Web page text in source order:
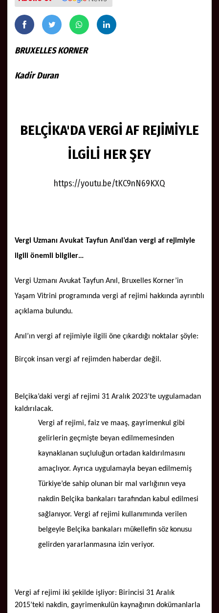
BRUXELLES KORNER
Kadir Duran
BELÇİKA'DA VERGİ AF REJİMİYLE
İLGİLİ HER ŞEY
https://youtu.be/tKC9nN69KXQ
Vergi Uzmanı Avukat Tayfun Anıl’dan vergi af rejimiyle
ilgili önemli bilgiler…
Vergi Uzmanı Avukat Tayfun Anıl, Bruxelles Korner’in
Yaşam Vitrini programında vergi af rejimi hakkında ayrıntılı
açıklama bulundu.
Anıl’ın vergi af rejimiyle ilgili öne çıkardığı noktalar şöyle:
Birçok insan vergi af rejimden haberdar değil.
Belçika’daki vergi af rejimi 31 Aralık 2023’te uygulamadan
kaldırılacak.
Vergi af rejimi, faiz ve maaş, gayrimenkul gibi
gelirlerin geçmişte beyan edilmemesinden
kaynaklanan suçluluğun ortadan kaldırılmasını
amaçlıyor. Ayrıca uygulamayla beyan edilmemiş
Türkiye’de sahip olunan bir mal varlığının veya
nakdin Belçika bankaları tarafından kabul edilmesi
sağlanıyor. Vergi af rejimi kullanımında verilen
belgeyle Belçika bankaları mükellefin söz konusu
gelirden yararlanmasına izin veriyor.
Vergi af rejimi iki şekilde işliyor: Birincisi 31 Aralık
2015’teki nakdin, gayrimenkulün kaynağının dokümanlarla